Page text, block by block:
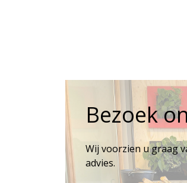
Bezoek
Wij voorzien u graag
advies.